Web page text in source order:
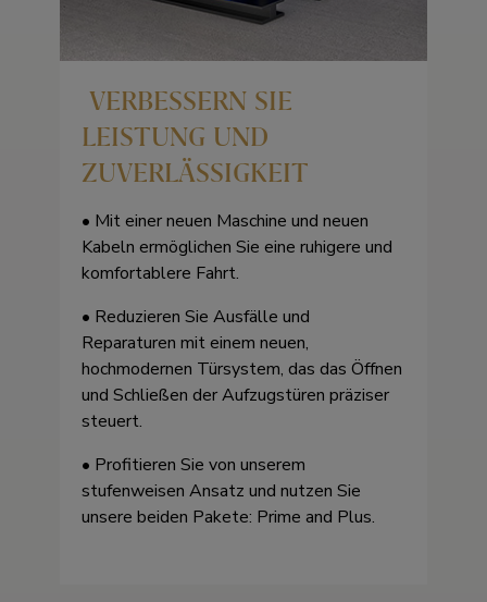
VERBESSERN SIE
LEISTUNG UND
ZUVERLÄSSIGKEIT
• Mit einer neuen Maschine und neuen
Kabeln ermöglichen Sie eine ruhigere und
komfortablere Fahrt.
• Reduzieren Sie Ausfälle und
Reparaturen mit einem neuen,
hochmodernen Türsystem, das das Öffnen
und Schließen der Aufzugstüren präziser
steuert.
• Profitieren Sie von unserem
stufenweisen Ansatz und nutzen Sie
unsere beiden Pakete: Prime and Plus.